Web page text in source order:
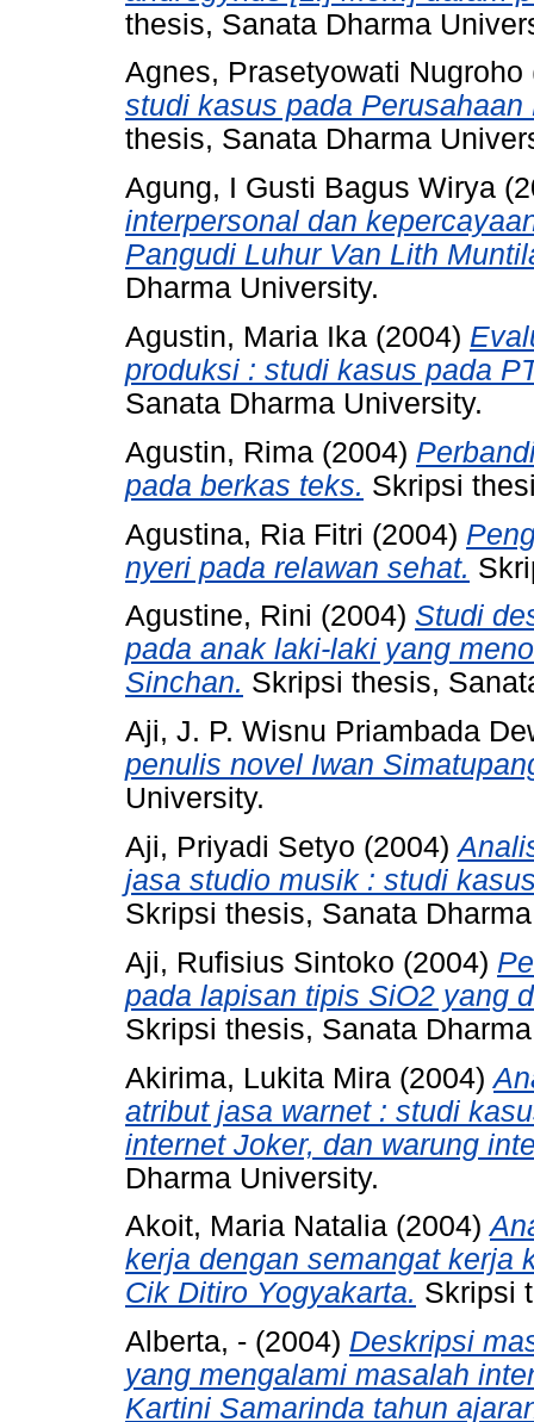
thesis, Sanata Dharma
Agnes, Prasetyowati Nugroho
studi kasus pada
thesis, Sanata Dharma
Agung, I Gusti Bagus Wirya
interpersonal dan
Pangudi Luhur Van Lith
Dharma University.
Agustin, Maria Ika (2004)
produksi : studi kasus pada
Sanata Dharma University.
Agustin, Rima (2004)
pada berkas teks. Skripsi
Agustina, Ria Fitri (2004)
nyeri pada relawan sehat.
Agustine, Rini (2004) Studi
pada anak laki-laki yang
Sinchan. Skripsi thesis,
Aji, J. P. Wisnu Priambada
penulis novel Iwan
University.
Aji, Priyadi Setyo (2004)
jasa studio musik : studi
Skripsi thesis, Sanata
Aji, Rufisius Sintoko (2004)
pada lapisan tipis SiO2 yang
Skripsi thesis, Sanata
Akirima, Lukita Mira (2004)
atribut jasa warnet : studi
internet Joker, dan warung
Dharma University.
Akoit, Maria Natalia (2004)
kerja dengan semangat kerja
Cik Ditiro Yogyakarta. Skripsi
Alberta, - (2004) Deskripsi
yang mengalami masalah
Kartini Samarinda tahun